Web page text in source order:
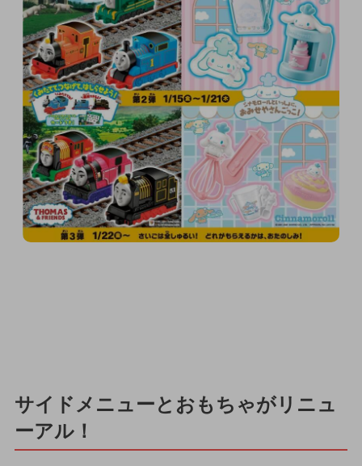
サイドメニューとおもちゃがリニュ
ーアル！